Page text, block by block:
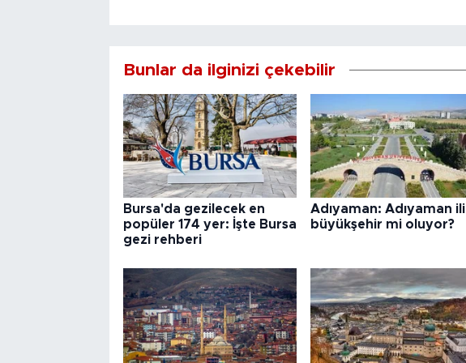
Bunlar da ilginizi çekebilir
Bursa'da gezilecek en
popüler 174 yer: İşte Bursa
gezi rehberi
Adıyaman: Adıyaman ili
büyükşehir mi oluyor?